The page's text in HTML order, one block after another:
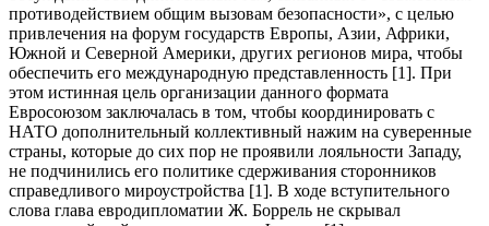
противодействием общим вызовам безопасности», с целью
привлечения на форум государств Европы, Азии, Африки,
Южной и Северной Америки, других регионов мира, чтобы
обеспечить его международную представленность [1]. При
этом истинная цель организации данного формата
Евросоюзом заключалась в том, чтобы координировать с
НАТО дополнительный коллективный нажим на суверенные
страны, которые до сих пор не проявили лояльности Западу,
не подчинились его политике сдерживания сторонников
справедливого мироустройства [1]. В ходе вступительного
слова глава евродипломатии Ж. Боррель не скрывал